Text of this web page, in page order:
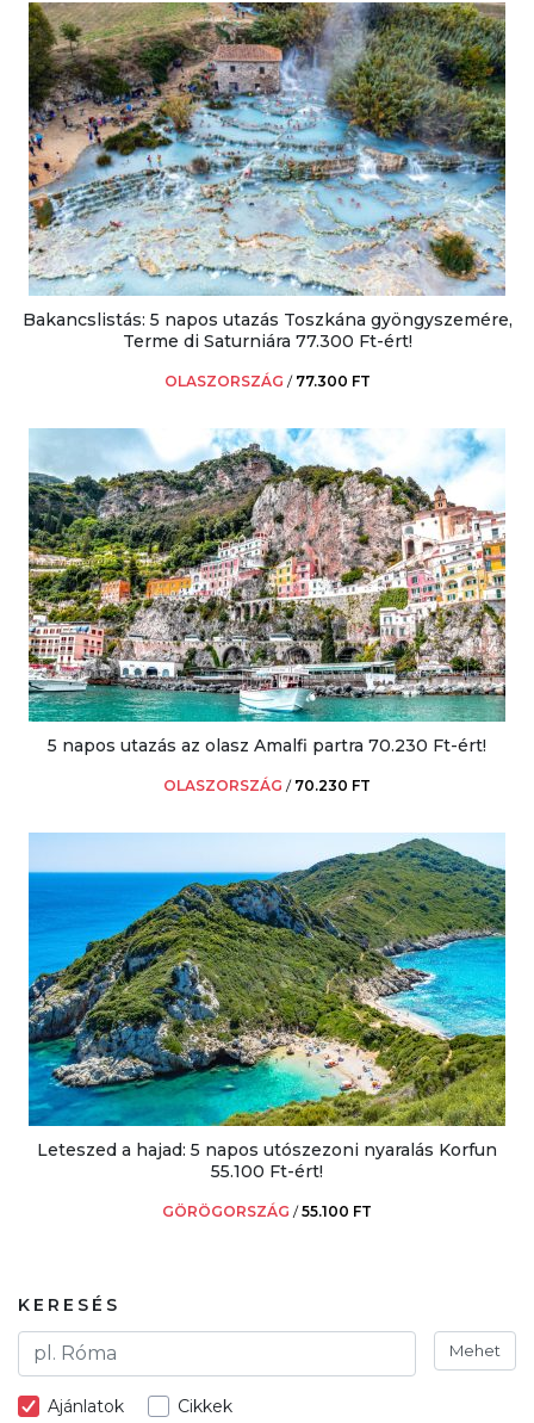
Bakancslistás: 5 napos utazás Toszkána gyöngyszemére,
Terme di Saturniára 77.300 Ft-ért!
OLASZORSZÁG / 77.300 FT
5 napos utazás az olasz Amalfi partra 70.230 Ft-ért!
OLASZORSZÁG / 70.230 FT
Leteszed a hajad: 5 napos utószezoni nyaralás Korfun
55.100 Ft-ért!
GÖRÖGORSZÁG /55.100 FT
KERESÉS
Mehet
Ajánlatok Cikkek